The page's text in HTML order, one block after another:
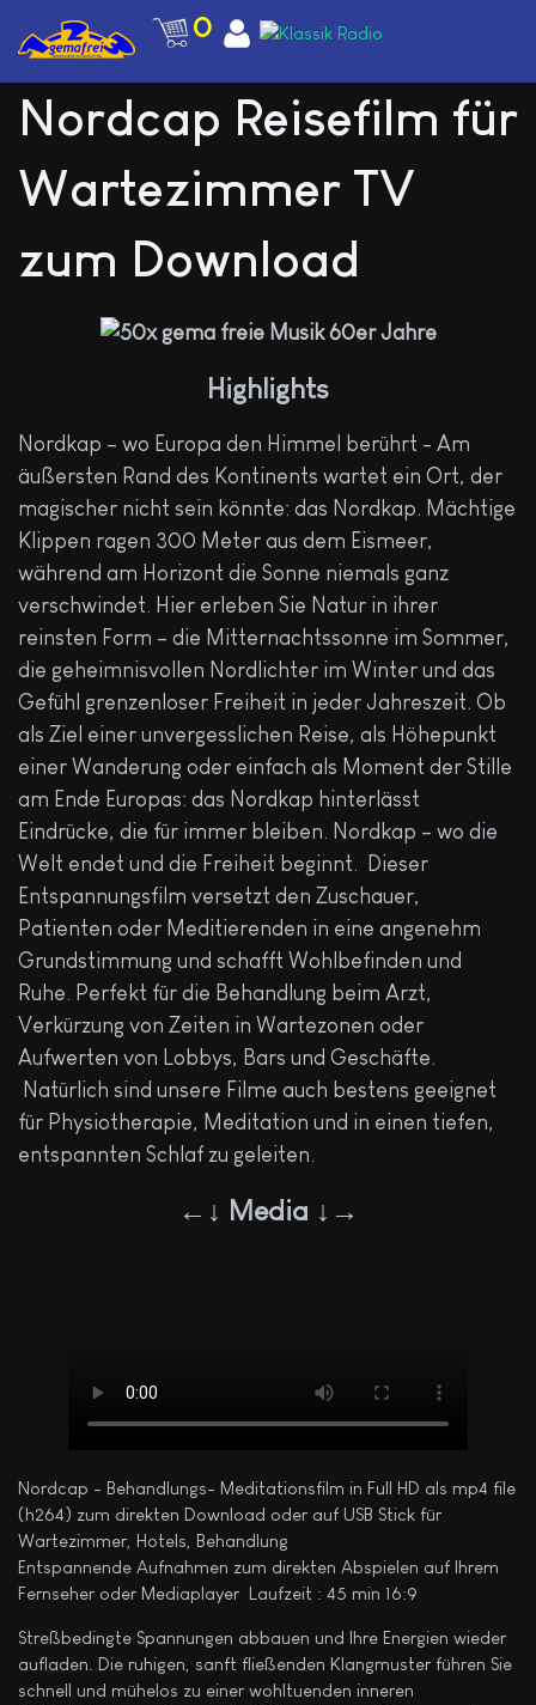
0
Nordcap Reisefilm für
Wartezimmer TV
zum Download
Highlights
Nordkap – wo Europa den Himmel berührt - Am
äußersten Rand des Kontinents wartet ein Ort, der
magischer nicht sein könnte: das Nordkap. Mächtige
Klippen ragen 300 Meter aus dem Eismeer,
während am Horizont die Sonne niemals ganz
verschwindet. Hier erleben Sie Natur in ihrer
reinsten Form – die Mitternachtssonne im Sommer,
die geheimnisvollen Nordlichter im Winter und das
Gefühl grenzenloser Freiheit in jeder Jahreszeit. Ob
als Ziel einer unvergesslichen Reise, als Höhepunkt
einer Wanderung oder einfach als Moment der Stille
am Ende Europas: das Nordkap hinterlässt
Eindrücke, die für immer bleiben. Nordkap – wo die
Welt endet und die Freiheit beginnt. Dieser
Entspannungsfilm versetzt den Zuschauer,
Patienten oder Meditierenden in eine angenehm
Grundstimmung und schafft Wohlbefinden und
Ruhe. Perfekt für die Behandlung beim Arzt,
Verkürzung von Zeiten in Wartezonen oder
Aufwerten von Lobbys, Bars und Geschäfte.
Natürlich sind unsere Filme auch bestens geeignet
für Physiotherapie, Meditation und in einen tiefen,
entspannten Schlaf zu geleiten.
←↓ Media ↓→
Nordcap - Behandlungs- Meditationsfilm in Full HD als mp4 file
(h264) zum direkten Download oder auf USB Stick für
Wartezimmer, Hotels, Behandlung
Entspannende Aufnahmen zum direkten Abspielen auf Ihrem
Fernseher oder Mediaplayer Laufzeit : 45 min 16:9
Streßbedingte Spannungen abbauen und Ihre Energien wieder
aufladen. Die ruhigen, sanft fließenden Klangmuster führen Sie
schnell und mühelos zu einer wohltuenden inneren